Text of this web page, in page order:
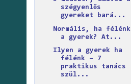
szégyenlős
gyereket bará...
Normális, ha félénk
a gyerek? At...
Ilyen a gyerek ha
félénk – 7
praktikus tanács
szül...